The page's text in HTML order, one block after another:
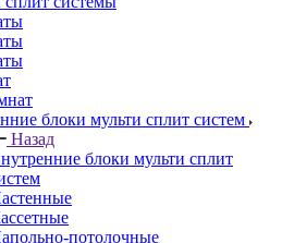
блоки мульти сплит систем
Назад
блоки мульти сплит
потолочные